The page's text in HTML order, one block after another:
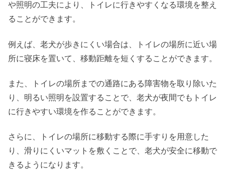
や照明の工夫により、トイレに行きやすくなる環境を整え
ることができます。
例えば、老犬が歩きにくい場合は、トイレの場所に近い場
所に寝床を置いて、移動距離を短くすることができます。
また、トイレの場所までの通路にある障害物を取り除いた
り、明るい照明を設置することで、老犬が夜間でもトイレ
に行きやすい環境を作ることができます。
さらに、トイレの場所に移動する際に手すりを用意した
り、滑りにくいマットを敷くことで、老犬が安全に移動で
きるようになります。